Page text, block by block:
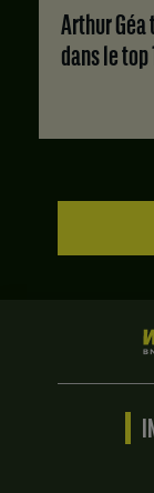
Arthur Géa tout sourire : premier titre et entrée
dans le top